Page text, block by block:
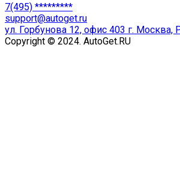
7(495) *********
support@autoget.ru
ул. Горбунова 12, офис 403 г. Москва,
Copyright © 2024. AutoGet.RU